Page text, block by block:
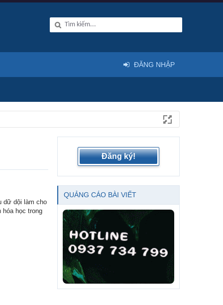
dữ dội làm cho
hóa học trong
Đăng ký!
QUẢNG CÁO BÀI VIẾT
ĐĂNG NHẬP